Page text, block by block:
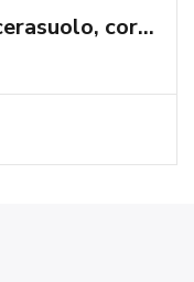
Anello rosellina corallo cerasuolo, corallo Sciacca, agata nera – cod:AN139